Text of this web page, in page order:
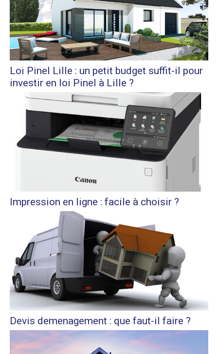
Loi Pinel Lille : un petit budget suffit-il pour
investir en loi Pinel à Lille ?
Impression en ligne : facile à choisir ?
Devis demenagement : que faut-il faire ?